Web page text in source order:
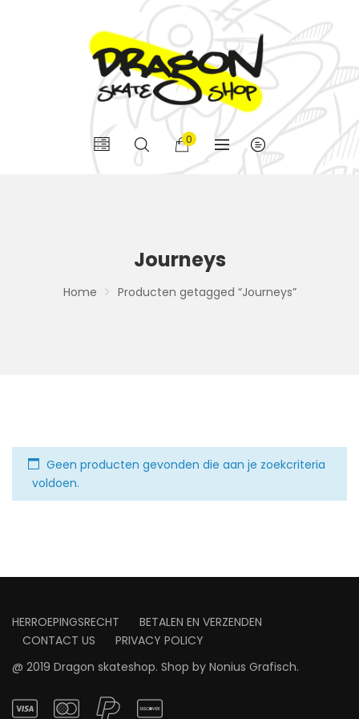
0
Journeys
Home Producten getagged “Journeys”
Geen producten gevonden die aan je zoekcriteria
voldoen.
HERROEPINGSRECHT
BETALEN EN VERZENDEN
CONTACT US
PRIVACY POLICY
@ 2019 Dragon skateshop. Shop by Nonius Grafisch.